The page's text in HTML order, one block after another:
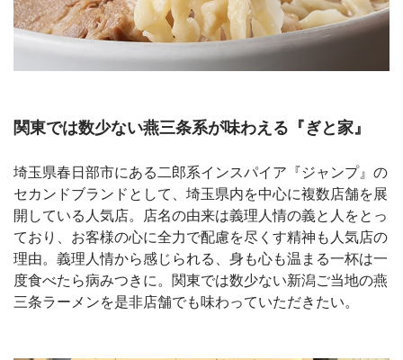
関東では数少ない燕三条系が味わえる『ぎと家』
埼玉県春日部市にある二郎系インスパイア『ジャンプ』の
セカンドブランドとして、埼玉県内を中心に複数店舗を展
開している人気店。店名の由来は義理人情の義と人をとっ
ており、お客様の心に全力で配慮を尽くす精神も人気店の
理由。義理人情から感じられる、身も心も温まる一杯は一
度食べたら病みつきに。関東では数少ない新潟ご当地の燕
三条ラーメンを是非店舗でも味わっていただきたい。